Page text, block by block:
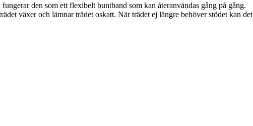
den som ett flexibelt buntband som kan återanvändas gång på gång.
växer och lämnar trädet oskatt. När trädet ej längre behöver stödet kan